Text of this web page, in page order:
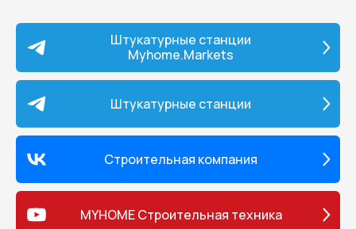
Штукатурные станции
Myhome.Markets
Штукатурные станции
Строительная компания
MYHOME Строительная техника